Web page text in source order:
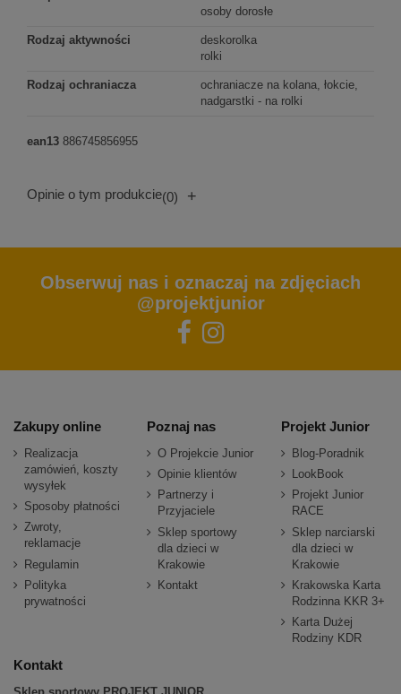
osoby dorosłe
Rodzaj aktywności
deskorolka
rolki
Rodzaj ochraniacza
ochraniacze na kolana, łokcie,
nadgarstki - na rolki
ean13 886745856955
Opinie o tym produkcie(0) +
Obserwuj nas i oznaczaj na zdjęciach
@projektjunior
Zakupy online
Realizacja
zamówień, koszty
wysyłek
Sposoby płatności
Zwroty,
reklamacje
Regulamin
Polityka
prywatności
Poznaj nas
O Projekcie Junior
Opinie klientów
Partnerzy i
Przyjaciele
Sklep sportowy
dla dzieci w
Krakowie
Kontakt
Projekt Junior
Blog-Poradnik
LookBook
Projekt Junior
RACE
Sklep narciarski
dla dzieci w
Krakowie
Krakowska Karta
Rodzinna KKR 3+
Karta Dużej
Rodziny KDR
Kontakt